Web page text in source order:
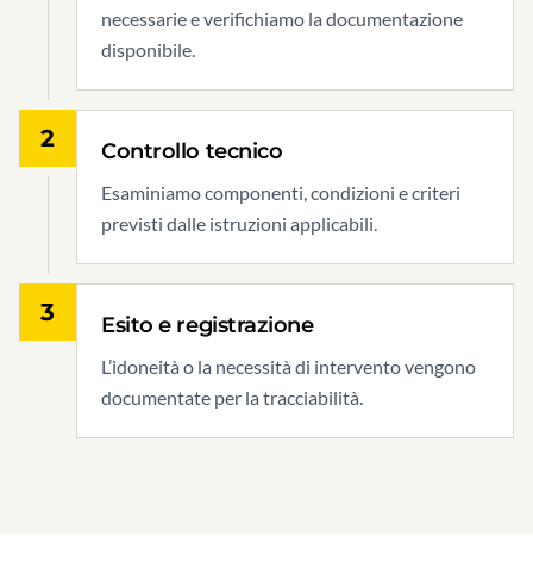
necessarie e verifichiamo la documentazione
disponibile.
2 Controllo tecnico
Esaminiamo componenti, condizioni e criteri
previsti dalle istruzioni applicabili.
3 Esito e registrazione
L’idoneità o la necessità di intervento vengono
documentate per la tracciabilità.